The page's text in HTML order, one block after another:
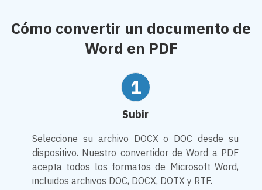
Cómo convertir un documento de
Word en PDF
1
Subir
Seleccione su archivo DOCX o DOC desde su
dispositivo. Nuestro convertidor de Word a PDF
acepta todos los formatos de Microsoft Word,
incluidos archivos DOC, DOCX, DOTX y RTF.